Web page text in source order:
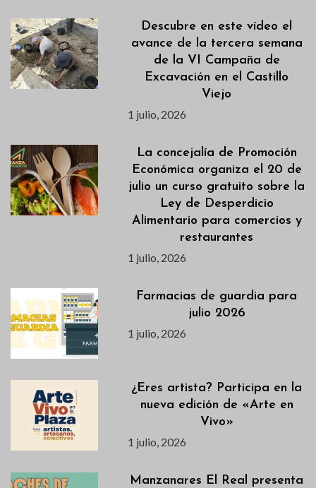
Descubre en este vídeo el
avance de la tercera semana
de la VI Campaña de
Excavación en el Castillo
Viejo
1 julio, 2026
La concejalía de Promoción
Económica organiza el 20 de
julio un curso gratuito sobre la
Ley de Desperdicio
Alimentario para comercios y
restaurantes
1 julio, 2026
Farmacias de guardia para
julio 2026
1 julio, 2026
¿Eres artista? Participa en la
nueva edición de «Arte en
Vivo»
1 julio, 2026
Manzanares El Real presenta